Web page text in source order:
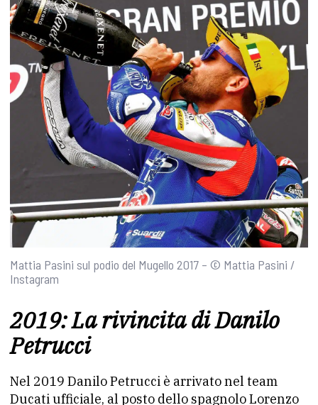
Mattia Pasini sul podio del Mugello 2017 – © Mattia Pasini /
Instagram
2019: La rivincita di Danilo
Petrucci
Nel 2019 Danilo Petrucci è arrivato nel team
Ducati ufficiale, al posto dello spagnolo Lorenzo